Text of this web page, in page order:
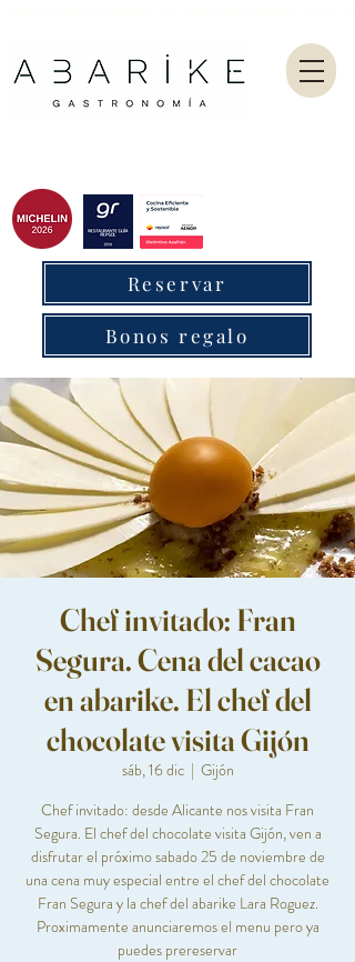
Reservar
Bonos regalo
Chef invitado: Fran
Segura. Cena del cacao
en abarike. El chef del
chocolate visita Gijón
sáb, 16 dic
  |
Gijón
Chef invitado: desde Alicante nos visita Fran
Segura. El chef del chocolate visita Gijón, ven a
disfrutar el próximo sabado 25 de noviembre de
una cena muy especial entre el chef del chocolate
Fran Segura y la chef del abarike Lara Roguez.
Proximamente anunciaremos el menu pero ya
puedes prereservar